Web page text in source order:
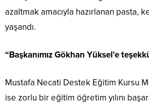
azaltmak amacıyla hazırlanan pasta,
yaşandı.
“Başkanımız Gökhan Yüksel’e
Mustafa Necati Destek Eğitim Kursu
ise zorlu bir eğitim öğretim yılını